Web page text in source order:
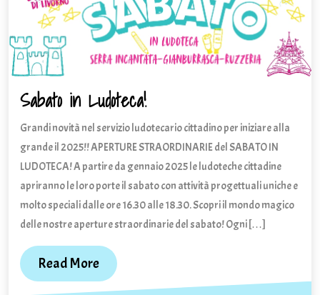
Sabato in Ludoteca!Sabato
Ludoteca!
Grandi novità nel servizio ludotecario cittadino per iniziare alla
grande il 2025!! APERTURE STRAORDINARIE del SABATO IN
LUDOTECA! A partire da gennaio 2025 le ludoteche cittadine
apriranno le loro porte il sabato con attività progettuali uniche e
molto speciali dalle ore 16.30 alle 18.30. Scopri il mondo magico
delle nostre aperture straordinarie del sabato! Ogni […]
Read MoreRead
More